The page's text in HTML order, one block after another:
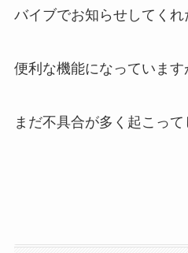
バイブでお知らせしてくれ
便利な機能になっています
まだ不具合が多く起こって